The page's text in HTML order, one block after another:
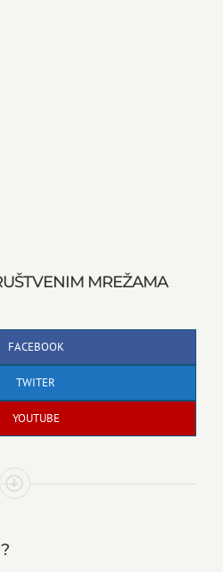
FACEBOOK
TWITER
YOUTUBE